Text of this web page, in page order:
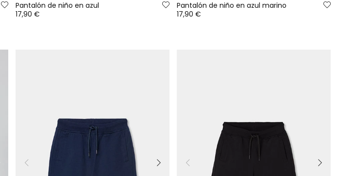
Pantalón de niño en azul
17,90 €
Pantalón de niño en azul marino
17,90 €